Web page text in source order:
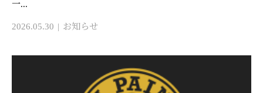
一...
2026.05.30 お知らせ